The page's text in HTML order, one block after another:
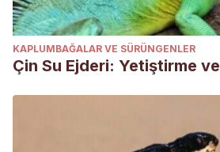
KAPLUMBAĞALAR VE SÜRÜNGENLER
Çin Su Ejderi: Yetiştirme ve